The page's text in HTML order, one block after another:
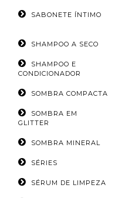
SABONETE ÍNTIMO
SHAMPOO A SECO
SHAMPOO E
CONDICIONADOR
SOMBRA COMPACTA
SOMBRA EM
GLITTER
SOMBRA MINERAL
SÉRIES
SÉRUM DE LIMPEZA